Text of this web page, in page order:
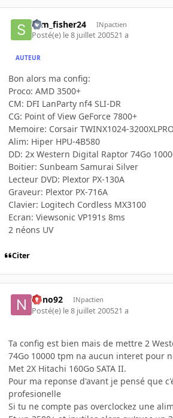
sam_fisher24 INpactien
Posté(e) le 8 juillet 200521 a
AUTEUR
Bon alors ma config:
Proco: AMD 3500+
CM: DFI LanParty nf4 SLI-DR
CG: Point of View GeForce 7800+
Memoire: Corsair TWINX1024-3200XLPRO
Alim: Hiper HPU-4B580
DD: 2x Western Digital Raptor 74Go
Boitier: Sunbeam Samurai Silver
Lecteur DVD: Plextor PX-130A
Graveur: Plextor PX-716A
Clavier: Logitech Cordless MX3100
Ecran: Viewsonic VP191s 8ms
2 néons UV
Citer
nono92 INpactien
Posté(e) le 8 juillet 200521 a
Ta config est bien mais de mettre 2
74Go 10000 tpm na aucun interet pour
Met 2X Hitachi 160Go SATA II.
Pour ma reponse d'avant je pensé que
profesionelle
Si tu ne compte pas overclockez une